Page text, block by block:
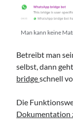
Man kann keine
Betreibt man
selbst, dann
bridgeschnell
Die
Dokumentation